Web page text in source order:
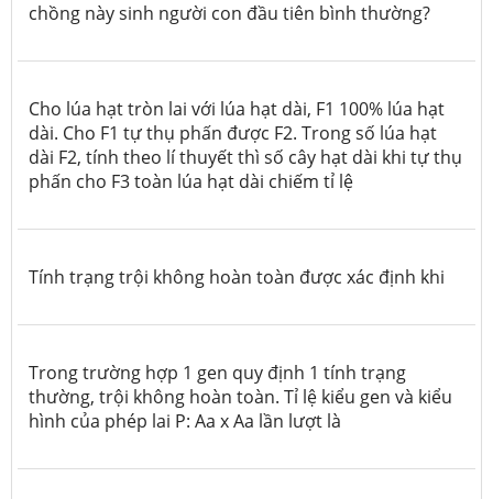
chồng này sinh người con đầu tiên bình thường?
Cho lúa hạt tròn lai với lúa hạt dài, F1 100% lúa hạt
dài. Cho F1 tự thụ phấn được F2. Trong số lúa hạt
dài F2, tính theo lí thuyết thì số cây hạt dài khi tự thụ
phấn cho F3 toàn lúa hạt dài chiếm tỉ lệ
Tính trạng trội không hoàn toàn được xác định khi
Trong trường hợp 1 gen quy định 1 tính trạng
thường, trội không hoàn toàn. Tỉ lệ kiểu gen và kiểu
hình của phép lai P: Aa x Aa lần lượt là